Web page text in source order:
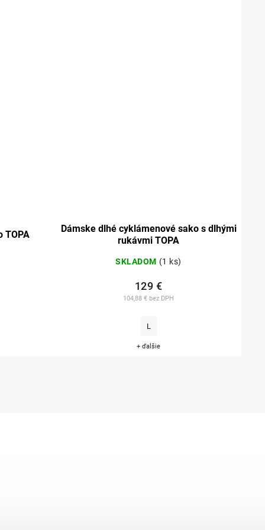
TOPA
Dámske dlhé cyklámenové sako s dlhými
rukávmi TOPA
SKLADOM (1 ks)
104,88 € bez DPH
129 €
L
+ ďalšie